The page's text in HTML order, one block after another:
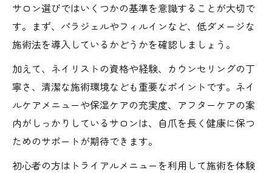
サロン選びではいくつかの基準を意識することが大切で
す。まず、パラジェルやフィルインなど、低ダメージな
施術法を導入しているかどうかを確認しましょう。
加えて、ネイリストの資格や経験、カウンセリングの丁
寧さ、清潔な施術環境なども重要なポイントです。ネイ
ルケアメニューや保湿ケアの充実度、アフターケアの案
内がしっかりしているサロンは、自爪を長く健康に保つ
ためのサポートが期待できます。
初心者の方はトライアルメニューを利用して施術を体験